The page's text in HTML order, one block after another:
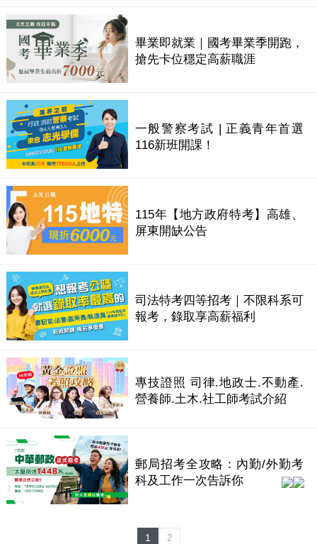
畢業即就業｜國考畢業季開跑，
搶先卡位穩定高薪職涯
一般警察考試 | 正義青年首選
116新班開課！
115年【地方政府特考】高雄、
屏東開缺公告
司法特考四等招考｜不限科系可
報考，錄取享高薪福利
專技證照 司律.地政士.不動產.
營養師.土木.社工師考試介紹
郵局招考全攻略：內勤/外勤考
科及工作一次告訴你
1 2